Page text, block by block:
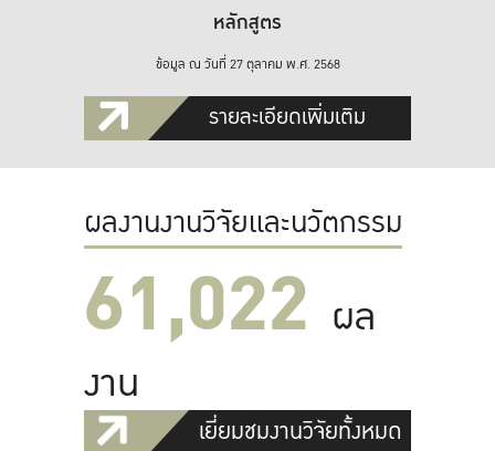
หลักสูตร
ข้อมูล ณ วันที่ 27 ตุลาคม พ.ศ. 2568
รายละเอียดเพิ่มเติม
ผลงานงานวิจัยและนวัตกรรม
61,022 ผล
งาน
เยี่ยมชมงานวิจัยทั้งหมด